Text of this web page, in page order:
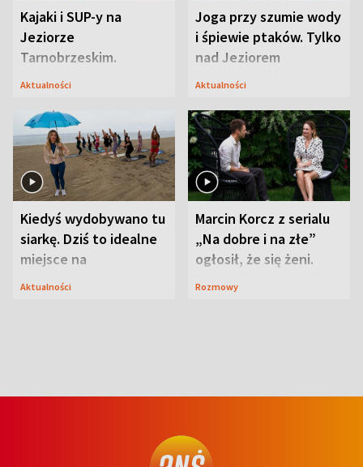
Kajaki i SUP-y na
Jeziorze
Tarnobrzeskim.
Przyrodnicy zwracają
Aktualności
Joga przy szumie wody
i śpiewie ptaków. Tylko
nad Jeziorem
Tarnobrzeskim
Aktualności
Kiedyś wydobywano tu
siarkę. Dziś to idealne
miejsce na
wypoczynek
Aktualności
Marcin Korcz z serialu
„Na dobre i na złe”
ogłosił, że się żeni.
Zdradził, co zmienił
Rozmowy